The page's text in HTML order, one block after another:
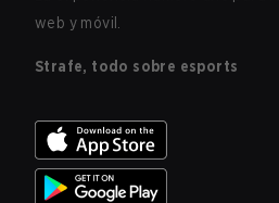
web y móvil.
Strafe, todo sobre esports